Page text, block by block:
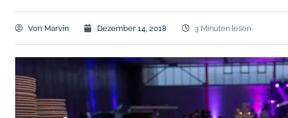
Von Marvin Dezember 14, 2018 3 Minuten lesen